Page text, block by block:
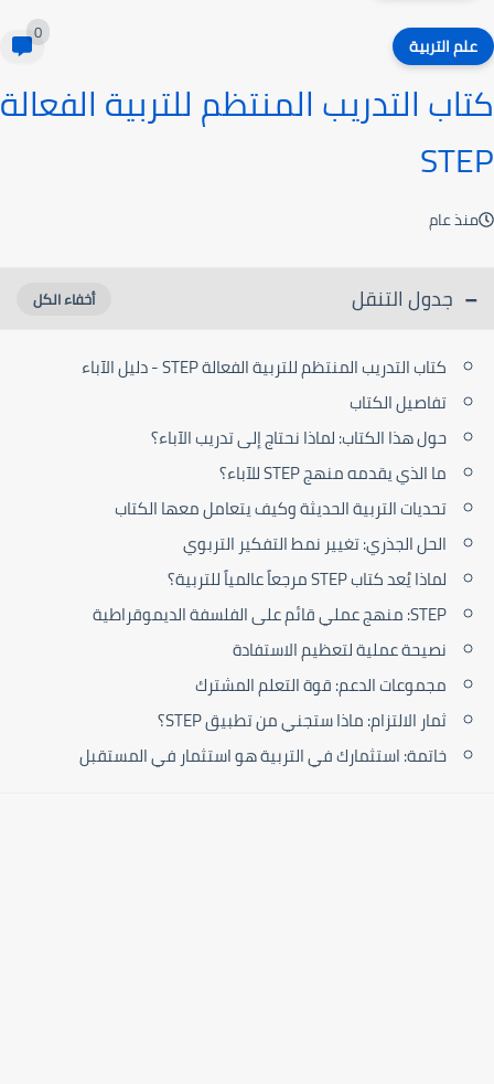
علم التربية 0
كتاب التدريب المنتظم للتربية الفعالة
STEP
منذ عام
جدول التنقل
كتاب التدريب المنتظم للتربية الفعالة STEP - دليل الآباء
تفاصيل الكتاب
حول هذا الكتاب: لماذا نحتاج إلى تدريب الآباء؟
ما الذي يقدمه منهج STEP للآباء؟
تحديات التربية الحديثة وكيف يتعامل معها الكتاب
الحل الجذري: تغيير نمط التفكير التربوي
لماذا يُعد كتاب STEP مرجعاً عالمياً للتربية؟
STEP: منهج عملي قائم على الفلسفة الديموقراطية
نصيحة عملية لتعظيم الاستفادة
مجموعات الدعم: قوة التعلم المشترك
ثمار الالتزام: ماذا ستجني من تطبيق STEP؟
خاتمة: استثمارك في التربية هو استثمار في المستقبل